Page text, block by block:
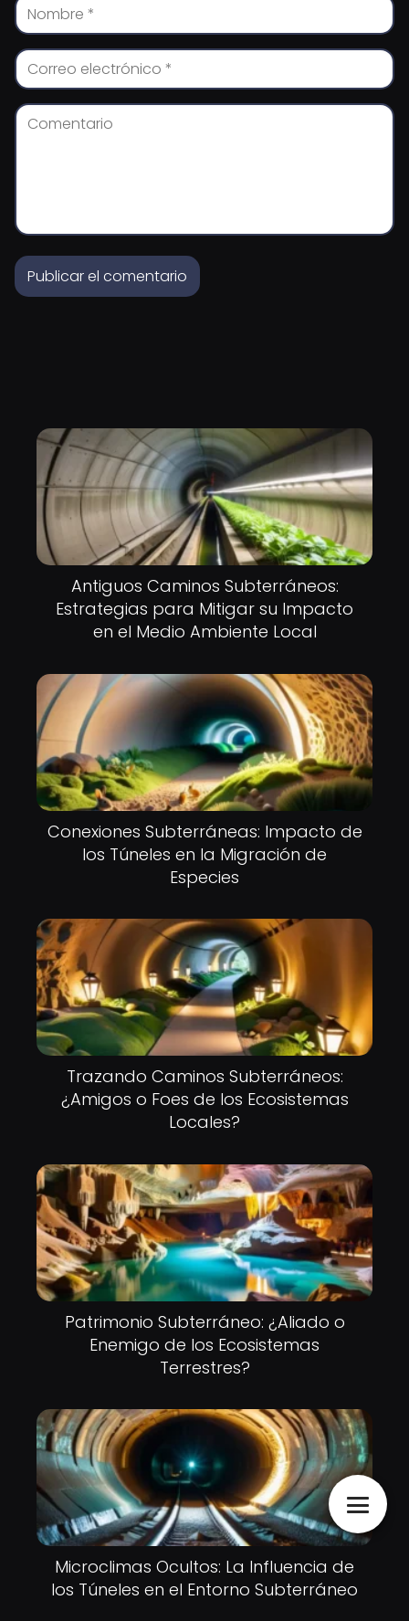
Antiguos Caminos Subterráneos:
Estrategias para Mitigar su Impacto
en el Medio Ambiente Local
Conexiones Subterráneas: Impacto de
los Túneles en la Migración de
Especies
Trazando Caminos Subterráneos:
¿Amigos o Foes de los Ecosistemas
Locales?
Patrimonio Subterráneo: ¿Aliado o
Enemigo de los Ecosistemas
Terrestres?
Microclimas Ocultos: La Influencia de
los Túneles en el Entorno Subterráneo